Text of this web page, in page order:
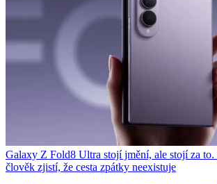
Galaxy Z Fold8 Ultra stojí jmění, ale stojí za to.
člověk zjistí, že cesta zpátky neexistuje